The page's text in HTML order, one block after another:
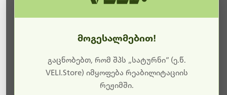
ბოდიშს გიხდით შეფერხებისთვის. ამჟამად
მიმდინარეობს საიტის განახლება და ტექნიკური
სამუშაოები.
მალე ისევ ხელმისაწვდომი იქნება. გმადლობთ
მოგესალმებით!
გაცნობებთ, რომ შპს „სატურნი“ (ე.წ.
VELI.Store) იმყოფება რეაბილიტაციის
რეჟიმში.